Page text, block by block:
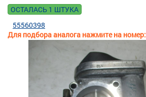
ОСТАЛАСЬ 1 ШТУКА
Для подбора аналога нажмите на номер:
55560398